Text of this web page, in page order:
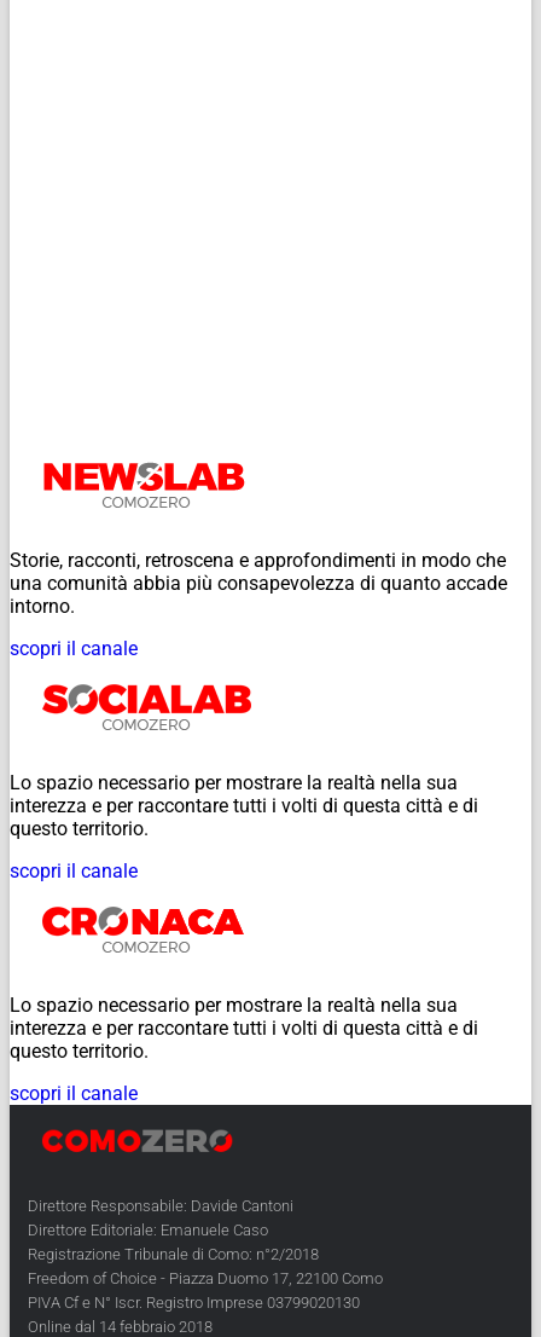
Storie, racconti, retroscena e approfondimenti in modo che
una comunità abbia più consapevolezza di quanto accade
intorno.
scopri il canale
Lo spazio necessario per mostrare la realtà nella sua
interezza e per raccontare tutti i volti di questa città e di
questo territorio.
scopri il canale
Lo spazio necessario per mostrare la realtà nella sua
interezza e per raccontare tutti i volti di questa città e di
questo territorio.
scopri il canale
Direttore Responsabile: Davide Cantoni
Direttore Editoriale: Emanuele Caso
Registrazione Tribunale di Como: n°2/2018
Freedom of Choice - Piazza Duomo 17, 22100 Como
PIVA Cf e N° Iscr. Registro Imprese 03799020130
Online dal 14 febbraio 2018